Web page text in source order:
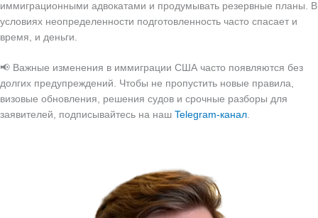
иммиграционными адвокатами и продумывать резервные планы. В
условиях неопределенности подготовленность часто спасает и
время, и деньги.
📢 Важные изменения в иммиграции США часто появляются без
долгих предупреждений. Чтобы не пропустить новые правила,
визовые обновления, решения судов и срочные разборы для
заявителей, подписывайтесь на наш Telegram-канал